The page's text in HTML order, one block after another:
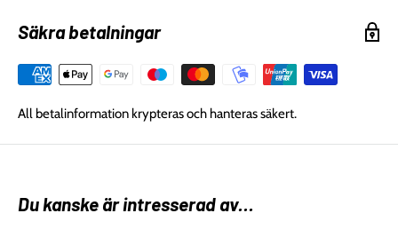
Säkra betalningar
All betalinformation krypteras och hanteras säkert.
Du kanske är intresserad av...